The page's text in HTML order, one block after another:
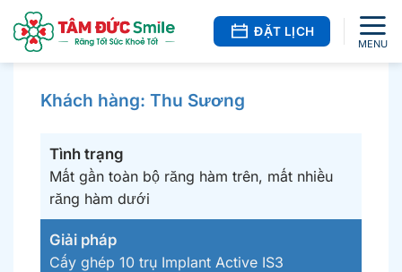
qua
ĐẶT LỊCH
Khách hàng: Thu Sương
Tình trạng
Mất gần toàn bộ răng hàm trên, mất nhiều
răng hàm dưới
Giải pháp
Cấy ghép 10 trụ Implant Active IS3